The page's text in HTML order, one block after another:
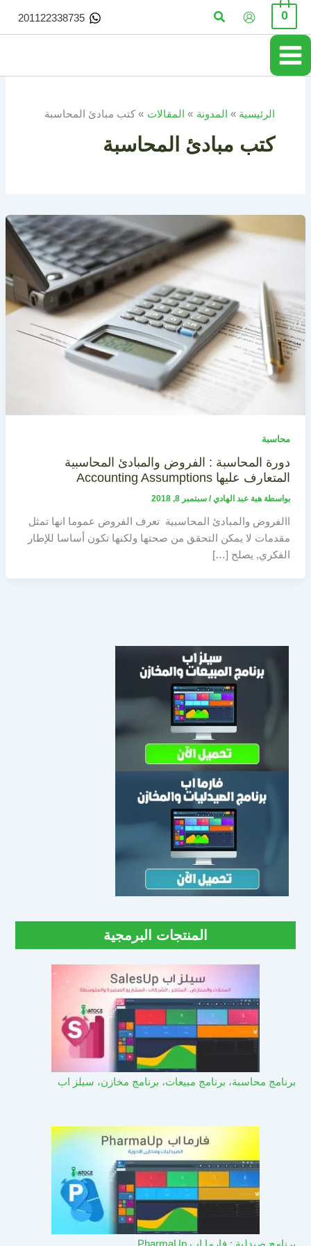
تخطي
المحتوى
0 البحث 201122338735
الرئيسية المدونة المقالات كتب مبادئ المحاسبة
كتب مبادئ المحاسبة
محاسبة
دورة المحاسبة : الفروض والمبادئ المحاسبية
المتعارف عليها Accounting Assumptions
بواسطة هبة عبد الهادي/ سبتمبر 8, 2018
االفروض والمبادئ المحاسبية تعرف الفروض عموما انها تمثل
مقدمات لا يمكن التحقق من صحتها ولكنها تكون أساسا للإطار
الفكري, يصلح […]
المنتجات البرمجية
برنامج محاسبة، برنامج مبيعات، برنامج مخازن، سيلز اب